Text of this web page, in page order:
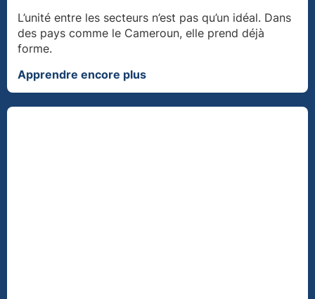
L’unité entre les secteurs n’est pas qu’un idéal. Dans
des pays comme le Cameroun, elle prend déjà
forme.
Apprendre encore plus